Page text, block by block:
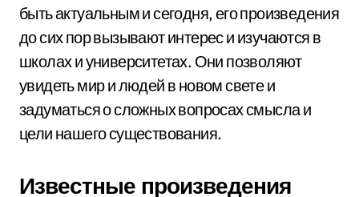
быть актуальным и сегодня, его произведения
до сих пор вызывают интерес и изучаются в
школах и университетах. Они позволяют
увидеть мир и людей в новом свете и
задуматься о сложных вопросах смысла и
цели нашего существования.
Известные произведения